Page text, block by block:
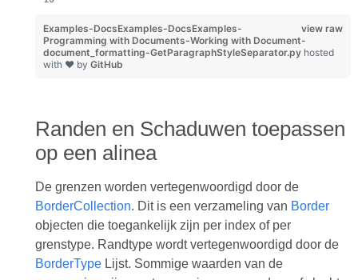
view raw
Examples-DocsExamples-DocsExamples-
Programming with Documents-Working with Document-
document_formatting-GetParagraphStyleSeparator.py hosted
with ❤ by GitHub
Randen en Schaduwen toepassen
op een alinea
De grenzen worden vertegenwoordigd door de
BorderCollection. Dit is een verzameling van Border
objecten die toegankelijk zijn per index of per
grenstype. Randtype wordt vertegenwoordigd door de
BorderTypeLijst. Sommige waarden van de